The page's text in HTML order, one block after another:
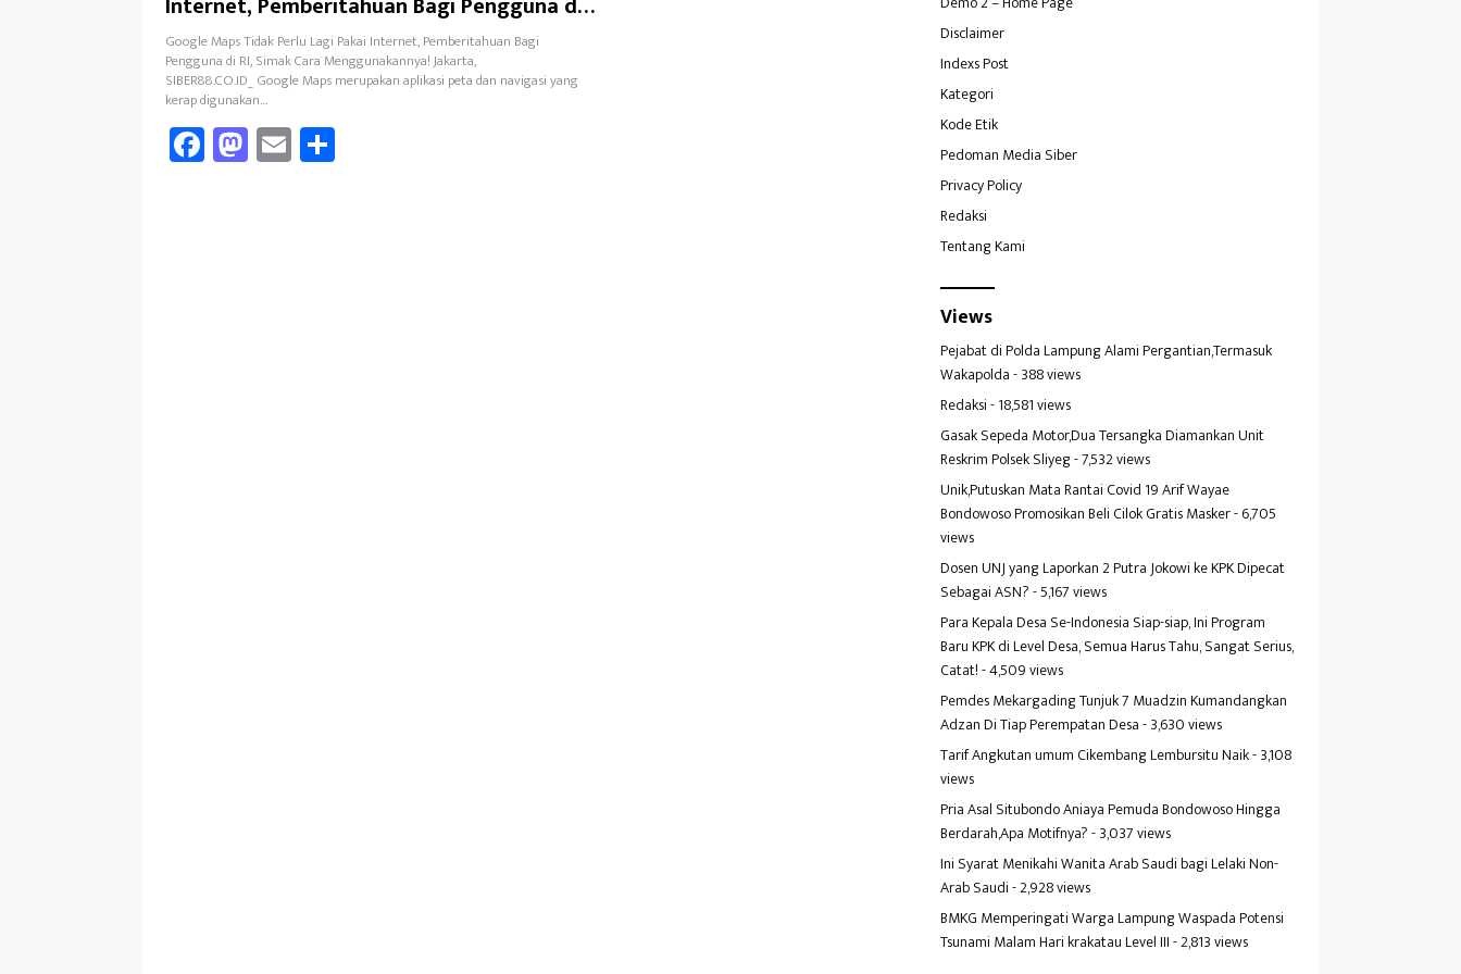
RI, Ini Cara Menggunakannya!
Google Maps Tidak Perlu Lagi Pakai Internet, Pemberitahuan Bagi
Pengguna di RI, Simak Cara Menggunakannya! Jakarta,
SIBER88.CO.ID_ Google Maps merupakan aplikasi peta dan navigasi yang
kerap digunakan…
Fa
ce
M
as
E
m
Disclaimer
Indexs Post
Kategori
Kode Etik
Pedoman Media Siber
Privacy Policy
Redaksi
Tentang Kami
Views
Pejabat di Polda Lampung Alami Pergantian,Termasuk
Wakapolda- 388 views
Redaksi- 18,581 views
Gasak Sepeda Motor,Dua Tersangka Diamankan Unit
Reskrim Polsek Sliyeg- 7,532 views
Unik,Putuskan Mata Rantai Covid 19 Arif Wayae
Bondowoso Promosikan Beli Cilok Gratis Masker- 6,705
views
Dosen UNJ yang Laporkan 2 Putra Jokowi ke KPK Dipecat
Sebagai ASN?- 5,167 views
Para Kepala Desa Se-Indonesia Siap-siap, Ini Program
Baru KPK di Level Desa, Semua Harus Tahu, Sangat Serius,
Catat!- 4,509 views
Pemdes Mekargading Tunjuk 7 Muadzin Kumandangkan
Adzan Di Tiap Perempatan Desa- 3,630 views
Tarif Angkutan umum Cikembang Lembursitu Naik- 3,108
views
Pria Asal Situbondo Aniaya Pemuda Bondowoso Hingga
Berdarah,Apa Motifnya?- 3,037 views
Ini Syarat Menikahi Wanita Arab Saudi bagi Lelaki Non-
Arab Saudi- 2,928 views
BMKG Memperingati Warga Lampung Waspada Potensi
Tsunami Malam Hari krakatau Level III- 2,813 views